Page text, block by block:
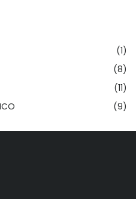
(1)
(8)
(11)
(9)